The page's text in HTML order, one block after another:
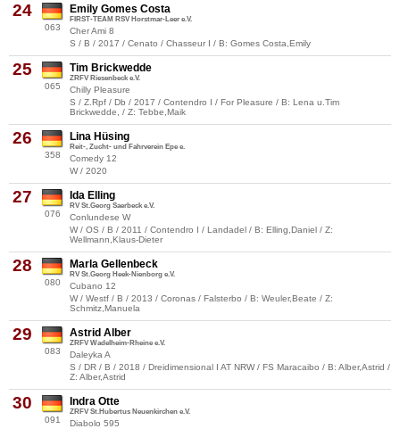
24
063
Emily Gomes Costa
FIRST-TEAM RSV Horstmar-Leer e.V.
Cher Ami 8
S / B / 2017 / Cenato / Chasseur I / B: Gomes Costa,Emily
25
065
Tim Brickwedde
ZRFV Riesenbeck e.V.
Chilly Pleasure
S / Z.Rpf / Db / 2017 / Contendro I / For Pleasure / B: Lena u.Tim
Brickwedde, / Z: Tebbe,Maik
26
358
Lina Hüsing
Reit-, Zucht- und Fahrverein Epe e.
Comedy 12
W / 2020
27
076
Ida Elling
RV St.Georg Saerbeck e.V.
Conlundese W
W / OS / B / 2011 / Contendro I / Landadel / B: Elling,Daniel / Z:
Wellmann,Klaus-Dieter
28
080
Marla Gellenbeck
RV St.Georg Heek-Nienborg e.V.
Cubano 12
W / Westf / B / 2013 / Coronas / Falsterbo / B: Weuler,Beate / Z:
Schmitz,Manuela
29
083
Astrid Alber
ZRFV Wadelheim-Rheine e.V.
Daleyka A
S / DR / B / 2018 / Dreidimensional I AT NRW / FS Maracaibo / B: Alber,Astrid /
Z: Alber,Astrid
30
091
Indra Otte
ZRFV St.Hubertus Neuenkirchen e.V.
Diabolo 595